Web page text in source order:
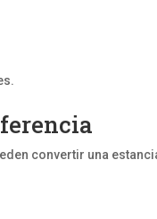
convertir una